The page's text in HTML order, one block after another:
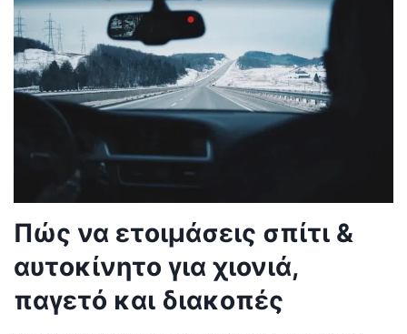
Πώς να ετοιμάσεις σπίτι &
αυτοκίνητο για χιονιά,
παγετό και διακοπές